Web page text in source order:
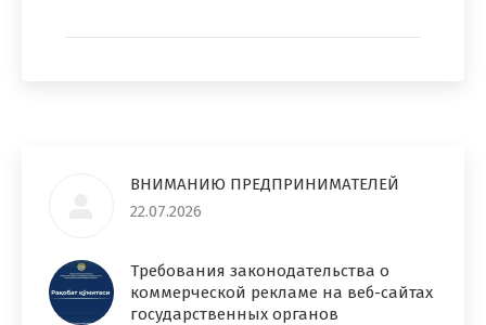
ВНИМАНИЮ ПРЕДПРИНИМАТЕЛЕЙ
22.07.2026
Требования законодательства о
коммерческой рекламе на веб-сайтах
государственных органов